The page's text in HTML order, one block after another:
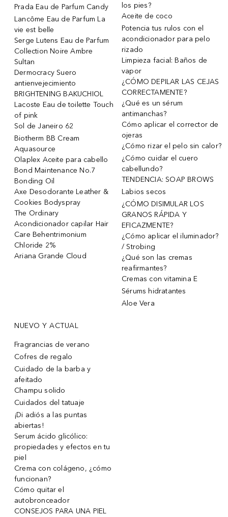
Prada Eau de Parfum Candy
Lancôme Eau de Parfum La
vie est belle
Serge Lutens Eau de Parfum
Collection Noire Ambre
Sultan
Dermocracy Suero
antienvejecimiento
BRIGHTENING BAKUCHIOL
Lacoste Eau de toilette Touch
of pink
Sol de Janeiro 62
Biotherm BB Cream
Aquasource
Olaplex Aceite para cabello
Bond Maintenance No.7
Bonding Oil
Axe Desodorante Leather &
Cookies Bodyspray
The Ordinary
Acondicionador capilar Hair
Care Behentrimonium
Chloride 2%
Ariana Grande Cloud
los pies?
Aceite de coco
Potencia tus rulos con el
acondicionador para pelo
rizado
Limpieza facial: Baños de
vapor
¿CÓMO DEPILAR LAS CEJAS
CORRECTAMENTE?
¿Qué es un sérum
antimanchas?
Cómo aplicar el corrector de
ojeras
¿Cómo rizar el pelo sin calor?
¿Cómo cuidar el cuero
cabellundo?
TENDENCIA: SOAP BROWS
Labios secos
¿CÓMO DISIMULAR LOS
GRANOS RÁPIDA Y
EFICAZMENTE?
¿Cómo aplicar el iluminador?
/ Strobing
¿Qué son las cremas
reafirmantes?
Cremas con vitamina E
Sérums hidratantes
Aloe Vera
NUEVO Y ACTUAL
Fragrancias de verano
Cofres de regalo
Cuidado de la barba y
afeitado
Champu solido
Cuidados del tatuaje
¡Di adiós a las puntas
abiertas!
Serum ácido glicólico:
propiedades y efectos en tu
piel
Crema con colágeno, ¿cómo
funcionan?
Cómo quitar el
autobronceador
CONSEJOS PARA UNA PIEL